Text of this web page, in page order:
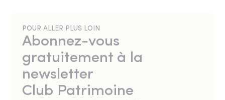
POUR ALLER PLUS LOIN
Abonnez-vous
gratuitement à la
newsletter
Club Patrimoine